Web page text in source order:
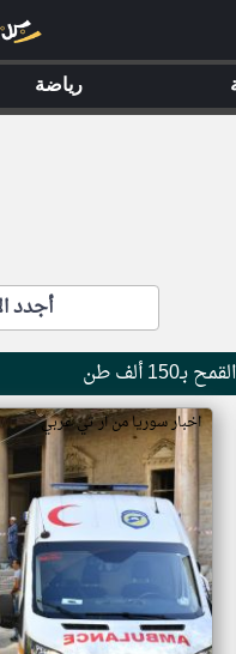
أجدد
ألف طن
اخبار سوريا من ار تي عربي
رياضة